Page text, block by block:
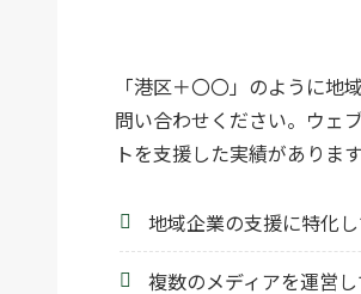
「港区＋〇〇」のように
問い合わせください。ウェ
トを支援した実績があります
地域企業の支援に特化
複数のメディアを運営